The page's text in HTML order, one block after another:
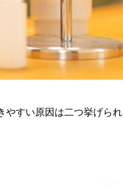
やすい原因は二つ挙げられ